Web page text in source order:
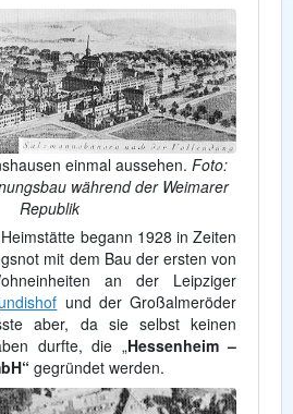
einmal aussehen. Foto:
während der Weimarer
Republik
begann 1928 in Zeiten
mit dem Bau der ersten von
an der Leipziger
und der Großalmeröder
aber, da sie selbst keinen
durfte, die „Hessenheim –
gegründet werden.